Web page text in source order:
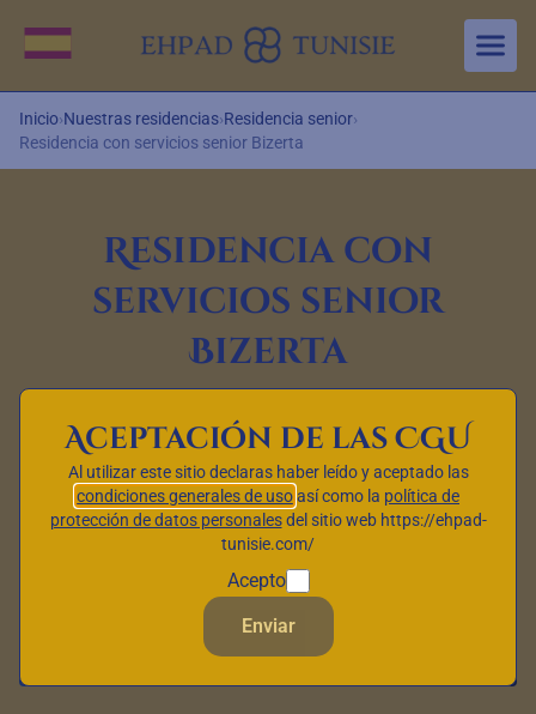
Aller au contenu principal
Cambiar idioma
Inicio›Nuestras residencias›Residencia senior›
Residencia con servicios senior Bizerta
Residencia con
servicios senior
Bizerta
Aceptación de las CGU
Al utilizar este sitio declaras haber leído y aceptado las
condiciones generales de usoasí como la política de
protección de datos personalesdel sitio web https://ehpad-
tunisie.com/
Acepto
Enviar